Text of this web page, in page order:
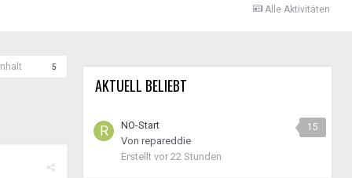
Alle Aktivitäten
5
AKTUELL BELIEBT
15
NO-Start
Von repareddie
Erstellt vor 22 Stunden